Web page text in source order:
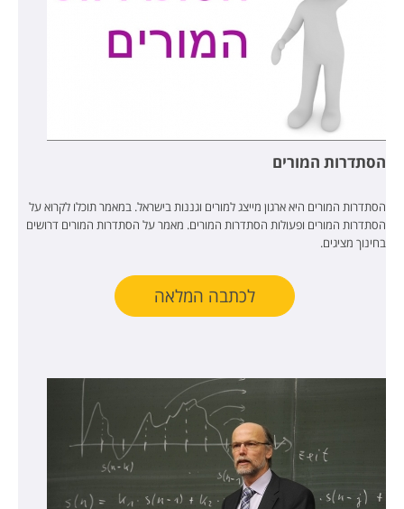
הסתדרות המורים
הסתדרות המורים היא ארגון מייצג למורים וגננות בישראל. במאמר תוכלו לקרוא על
הסתדרות המורים ופעולות הסתדרות המורים. מאמר על הסתדרות המורים דרושים
בחינוך מציגים.
לכתבה המלאה